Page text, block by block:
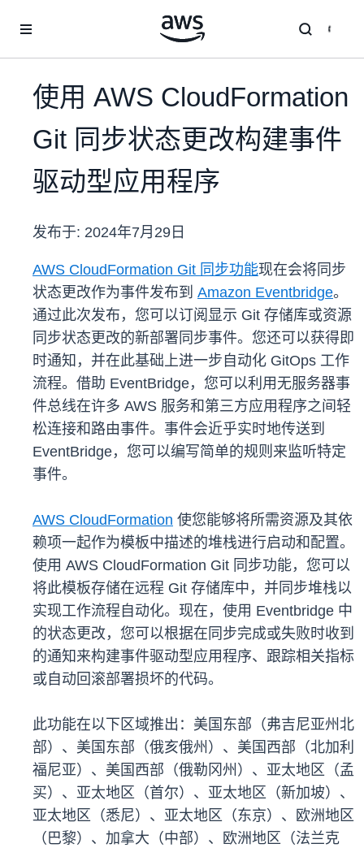
使用 AWS CloudFormation
Git 同步状态更改构建事件
驱动型应用程序
发布于: 2024年7月29日
AWS CloudFormation Git 同步功能现在会将同步
状态更改作为事件发布到 Amazon Eventbridge。
通过此次发布，您可以订阅显示 Git 存储库或资源
同步状态更改的新部署同步事件。您还可以获得即
时通知，并在此基础上进一步自动化 GitOps 工作
流程。借助 EventBridge，您可以利用无服务器事
件总线在许多 AWS 服务和第三方应用程序之间轻
松连接和路由事件。事件会近乎实时地传送到
EventBridge，您可以编写简单的规则来监听特定
事件。
AWS CloudFormation 使您能够将所需资源及其依
赖项一起作为模板中描述的堆栈进行启动和配置。
使用 AWS CloudFormation Git 同步功能，您可以
将此模板存储在远程 Git 存储库中，并同步堆栈以
实现工作流程自动化。现在，使用 Eventbridge 中
的状态更改，您可以根据在同步完成或失败时收到
的通知来构建事件驱动型应用程序、跟踪相关指标
或自动回滚部署损坏的代码。
此功能在以下区域推出：美国东部（弗吉尼亚州北
部）、美国东部（俄亥俄州）、美国西部（北加利
福尼亚）、美国西部（俄勒冈州）、亚太地区（孟
买）、亚太地区（首尔）、亚太地区（新加坡）、
亚太地区（悉尼）、亚太地区（东京）、欧洲地区
（巴黎）、加拿大（中部）、欧洲地区（法兰克